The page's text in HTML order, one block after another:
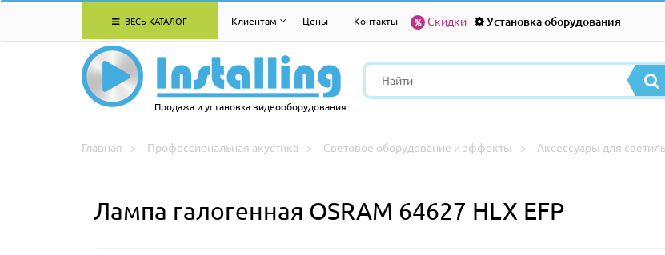
ВЕСЬ КАТАЛОГ Клиентам Цены Контакты Скидки Установка оборудования
Продажа и установка видеооборудования
Главная Профессиональная акустика Световое оборудование и эффекты Аксессуары для
Лампа галогенная OSRAM 64627 HLX EFP